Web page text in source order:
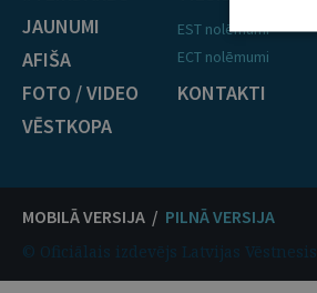
JAUNUMI
AFIŠA
FOTO / VIDEO
VĒSTKOPA
EST nolēmumi
ECT nolēmumi
KONTAKTI
MOBILĀ VERSIJA / PILNĀ VERSIJA
© Oficiālais izdevējs Latvijas Vēstnesis